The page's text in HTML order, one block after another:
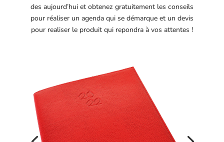
des aujourd’hui et obtenez gratuitement les conseils
pour réaliser un agenda qui se démarque et un devis
pour realiser le produit qui repondra à vos attentes !